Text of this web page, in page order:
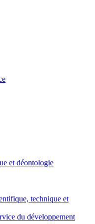
et déontologie
technique et
du développement